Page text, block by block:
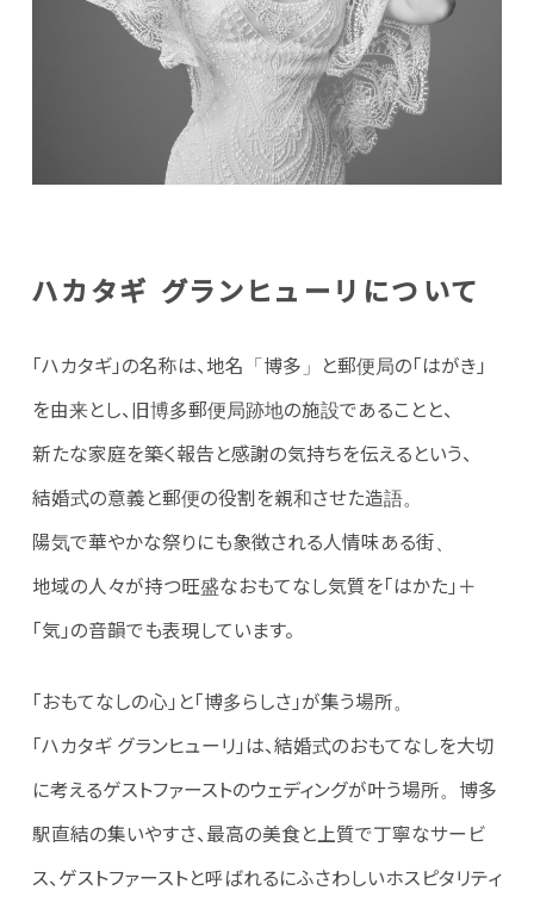
ハカタギ グランヒューリについて
「ハカタギ」の名称は、地名「博多」と郵便局の「はがき」
を由来とし、旧博多郵便局跡地の施設であることと、
新たな家庭を築く報告と感謝の気持ちを伝えるという、
結婚式の意義と郵便の役割を親和させた造語。
陽気で華やかな祭りにも象徴される人情味ある街、
地域の人々が持つ旺盛なおもてなし気質を「はかた」＋
「気」の音韻でも表現しています。
「おもてなしの心」と「博多らしさ」が集う場所。
「ハカタギ グランヒューリ」は、結婚式のおもてなしを大切
に考えるゲストファーストのウェディングが叶う場所。博多
駅直結の集いやすさ、最高の美食と上質で丁寧なサービ
ス、ゲストファーストと呼ばれるにふさわしいホスピタリティ